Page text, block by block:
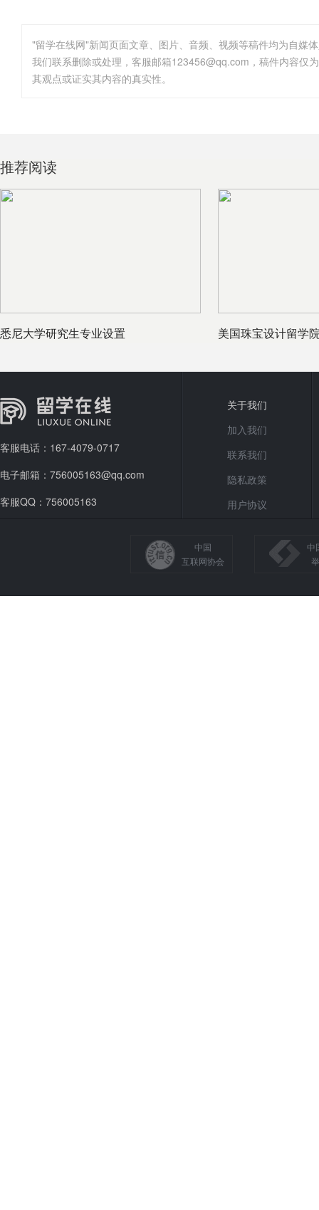
"留学在线网"新闻页面文章、图片、音频、视频等稿件均为自媒
其观点或证实其内容的真实性。
推荐阅读
悉尼大学研究生专业设置 美国珠宝设计留学
客服电话：167-4079-0717
电子邮箱：756005163@qq.com
客服QQ：756005163
关于我们
加入我们
联系我们
隐私政策
用户协议
中国
互联网协会
中